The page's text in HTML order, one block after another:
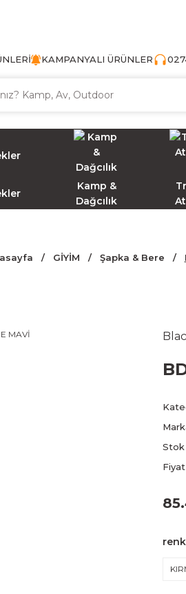
KAMPANYALI ÜRÜNLER
Kamp &
Dağcılık
GİYİM Şapka & Bere
Stok
Fiyat
renk